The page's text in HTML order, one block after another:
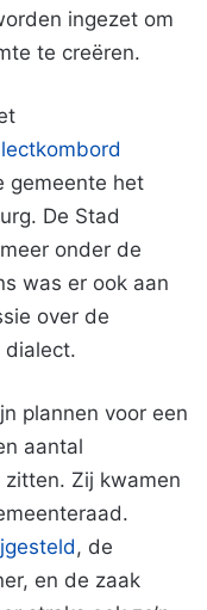
ingezet om
te creëren.
gemeente het
De Stad
onder de
was er ook aan
over de
dialect.
plannen voor een
aantal
Zij kwamen
, de
en de zaak